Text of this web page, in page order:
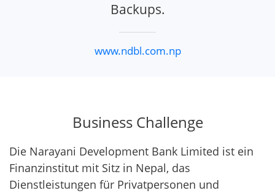
Backups.
www.ndbl.com.np
Business Challenge
Die Narayani Development Bank Limited ist ein
Finanzinstitut mit Sitz in Nepal, das
Dienstleistungen für Privatpersonen und